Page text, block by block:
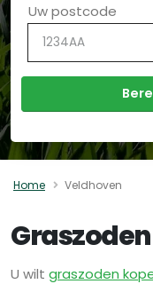
Uw postcode
Home Veldhoven
Graszoden
U wilt graszoden